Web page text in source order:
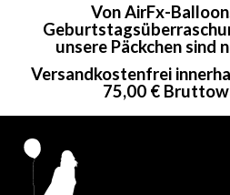
Von AirFx-
unsere Päckchen sind
Versandkostenfrei
75,00 €